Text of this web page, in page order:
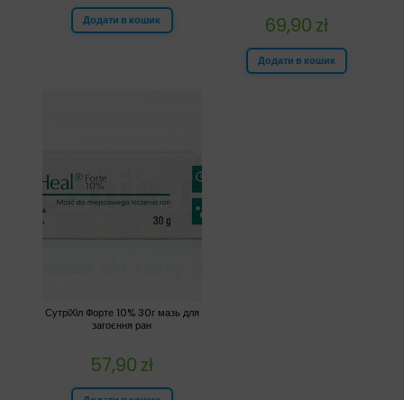
69,90 zł
Додати в кошик
Додати в кошик
СутріХіл Форте 10% 30г мазь для
загоєння ран
57,90 zł